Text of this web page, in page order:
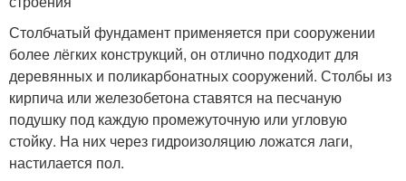
Столбчатый фундамент применяется при сооружении
более лёгких конструкций, он отлично подходит для
деревянных и поликарбонатных сооружений. Столбы из
кирпича или железобетона ставятся на песчаную
подушку под каждую промежуточную или угловую
стойку. На них через гидроизоляцию ложатся лаги,
настилается пол.